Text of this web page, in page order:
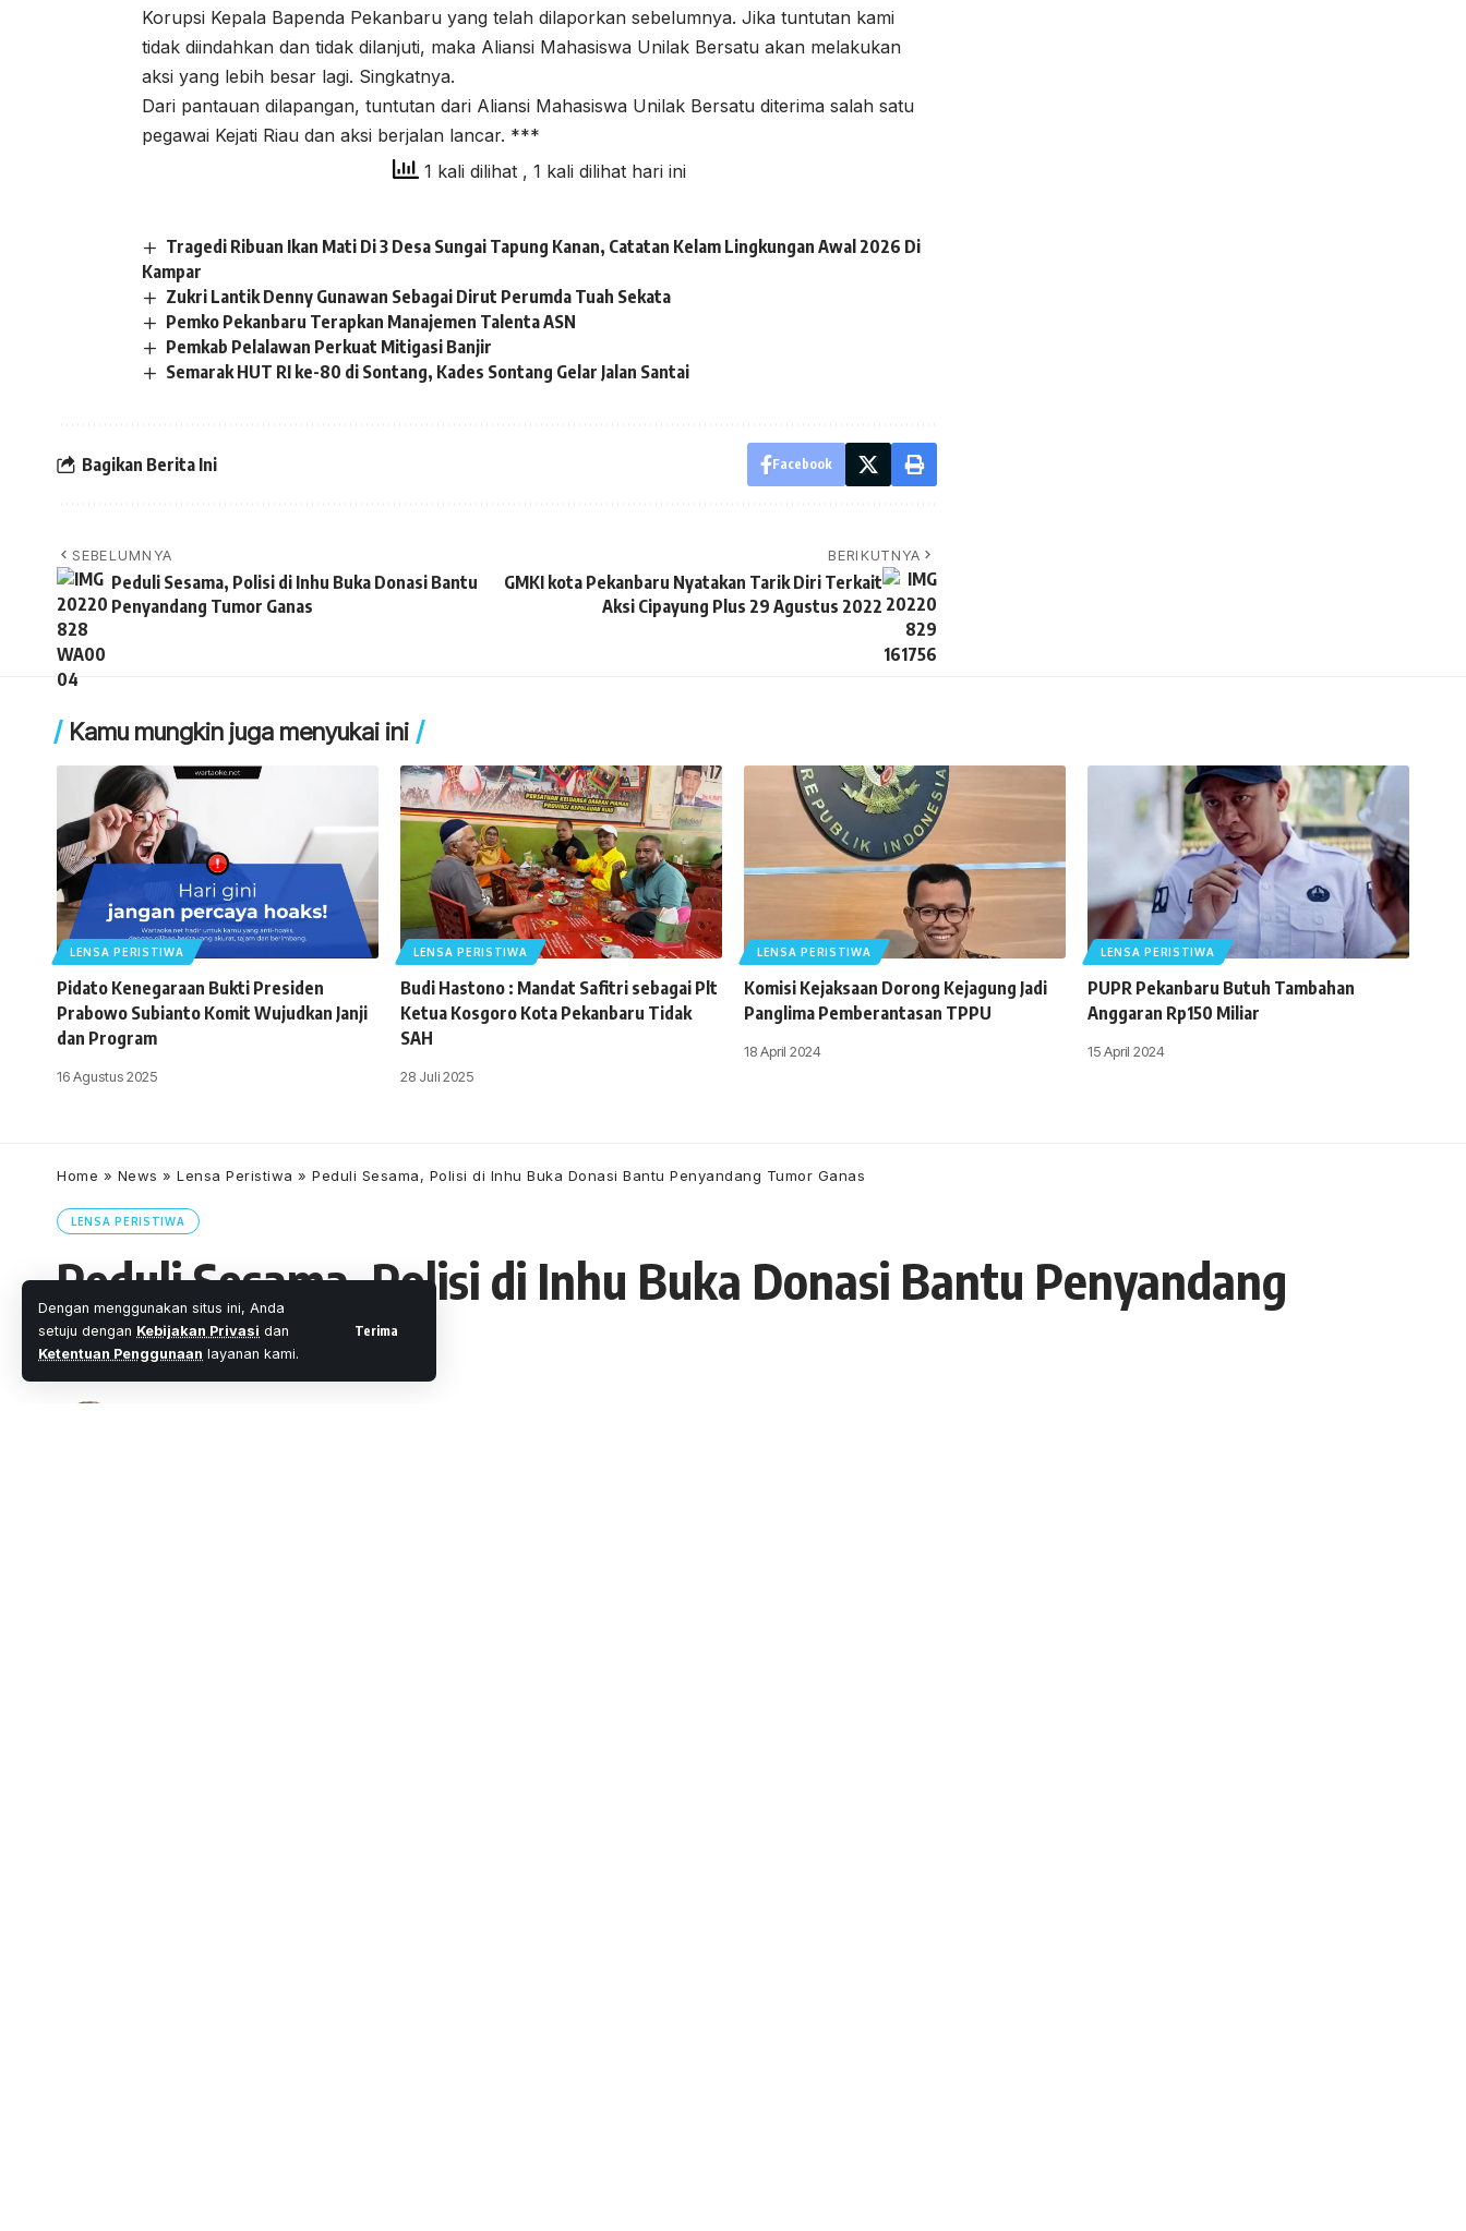
Dengan menggunakan situs ini, Anda
setuju dengan Kebijakan Privasi dan
Ketentuan Penggunaan layanan kami.
Terima
Korupsi Kepala Bapenda Pekanbaru yang telah dilaporkan sebelumnya. Jika tuntutan kami
tidak diindahkan dan tidak dilanjuti, maka Aliansi Mahasiswa Unilak Bersatu akan melakukan
aksi yang lebih besar lagi. Singkatnya.
Dari pantauan dilapangan, tuntutan dari Aliansi Mahasiswa Unilak Bersatu diterima salah satu
pegawai Kejati Riau dan aksi berjalan lancar. ***
1 kali dilihat , 1 kali dilihat hari ini
Tragedi Ribuan Ikan Mati Di 3 Desa Sungai Tapung Kanan, Catatan Kelam Lingkungan Awal 2026 Di
Kampar
Zukri Lantik Denny Gunawan Sebagai Dirut Perumda Tuah Sekata
Pemko Pekanbaru Terapkan Manajemen Talenta ASN
Pemkab Pelalawan Perkuat Mitigasi Banjir
Semarak HUT RI ke-80 di Sontang, Kades Sontang Gelar Jalan Santai
Bagikan Berita Ini Facebook
SEBELUMNYA
Peduli Sesama, Polisi di Inhu Buka Donasi Bantu
Penyandang Tumor Ganas
BERIKUTNYA
GMKI kota Pekanbaru Nyatakan Tarik Diri Terkait
Aksi Cipayung Plus 29 Agustus 2022
Kamu mungkin juga menyukai ini
LENSA PERISTIWA
Pidato Kenegaraan Bukti Presiden
Prabowo Subianto Komit Wujudkan Janji
dan Program
16 Agustus 2025
LENSA PERISTIWA
Budi Hastono : Mandat Safitri sebagai Plt
Ketua Kosgoro Kota Pekanbaru Tidak
SAH
28 Juli 2025
LENSA PERISTIWA
Komisi Kejaksaan Dorong Kejagung Jadi
Panglima Pemberantasan TPPU
18 April 2024
LENSA PERISTIWA
PUPR Pekanbaru Butuh Tambahan
Anggaran Rp150 Miliar
15 April 2024
Home » News » Lensa Peristiwa » Peduli Sesama, Polisi di Inhu Buka Donasi Bantu Penyandang Tumor Ganas
LENSA PERISTIWA
Peduli Sesama, Polisi di Inhu Buka Donasi Bantu Penyandang
Tumor Ganas